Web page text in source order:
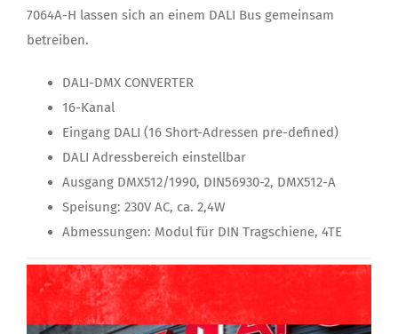
7064A-H lassen sich an einem DALI Bus gemeinsam
betreiben.
DALI-DMX CONVERTER
16-Kanal
Eingang DALI (16 Short-Adressen pre-defined)
DALI Adressbereich einstellbar
Ausgang DMX512/1990, DIN56930-2, DMX512-A
Speisung: 230V AC, ca. 2,4W
Abmessungen: Modul für DIN Tragschiene, 4TE